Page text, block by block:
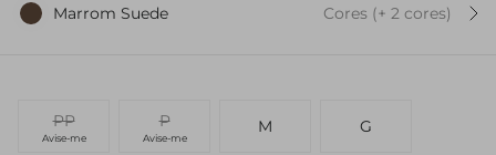
Marrom Suede Cores (+ 2 cores)
PP
Avise-me
P
Avise-me
M G